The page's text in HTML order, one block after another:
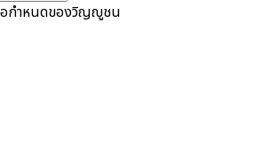
อกำหนดของวิญญูชน